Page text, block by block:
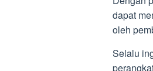
dapat
oleh
Selalu